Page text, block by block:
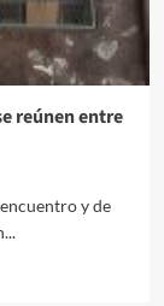
reúnen entre
y de